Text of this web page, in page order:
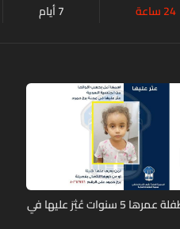
24 ساعة 7 أيام
تعميم صورة طفلة عمرها 5 سنوات عُثِرَ عليها في